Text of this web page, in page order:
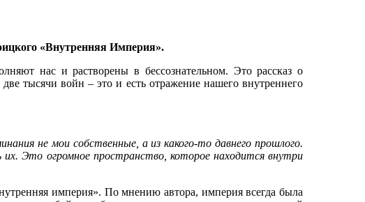
«Внутренняя Империя».
нас и растворены в бессознательном. Это рассказ о
тысячи войн – это и есть отражение нашего внутреннего
не мои собственные, а из какого-то давнего прошлого.
Это огромное пространство, которое находится внутри
империя». По мнению автора, империя всегда была